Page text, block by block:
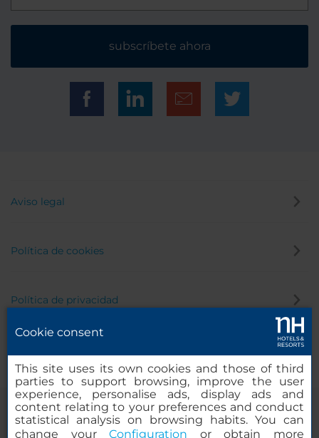
subscríbete ahora
Aviso legal
Política de cookies
Política de privacidad
Cookie consent
This site uses its own cookies and those of third
parties to support browsing, improve the user
experience, personalise ads, display ads and
content relating to your preferences and conduct
statistical analysis on browsing habits. You can
change yourConfiguration or obtain more